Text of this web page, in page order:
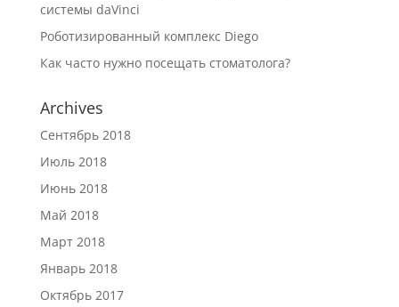
системы daVinci
Роботизированный комплекс Diego
Как часто нужно посещать стоматолога?
Archives
Сентябрь 2018
Июль 2018
Июнь 2018
Май 2018
Март 2018
Январь 2018
Октябрь 2017